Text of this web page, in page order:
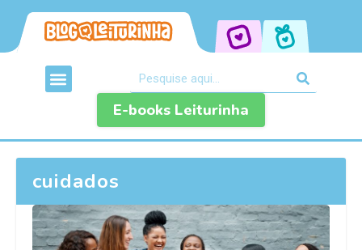
E-books Leiturinha
cuidados